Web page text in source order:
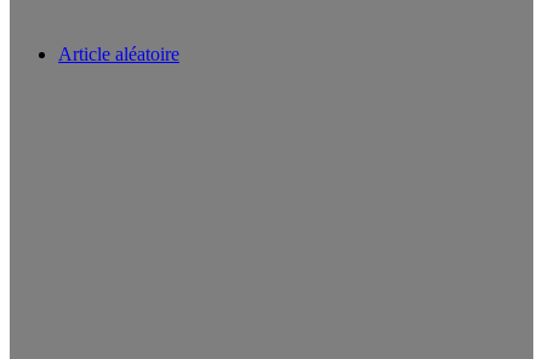
Article aléatoire